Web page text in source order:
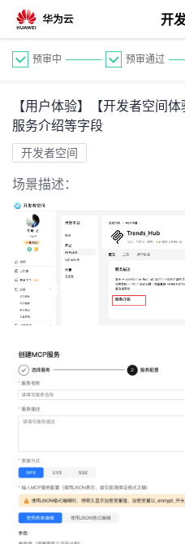
开
个
人
主
页
我
的
开
发
者
的
我
的
我
我
的
开
发
学
堂
我
的
Programs
我
的
持
我
预审中 预审通过
【用户体验】【开发者空间
服务介绍等字段
开发者空间
场景描述：